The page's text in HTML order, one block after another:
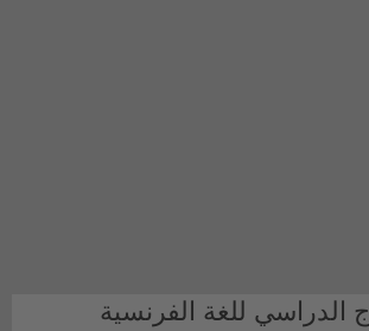
الدراسي للغة الفرنسية